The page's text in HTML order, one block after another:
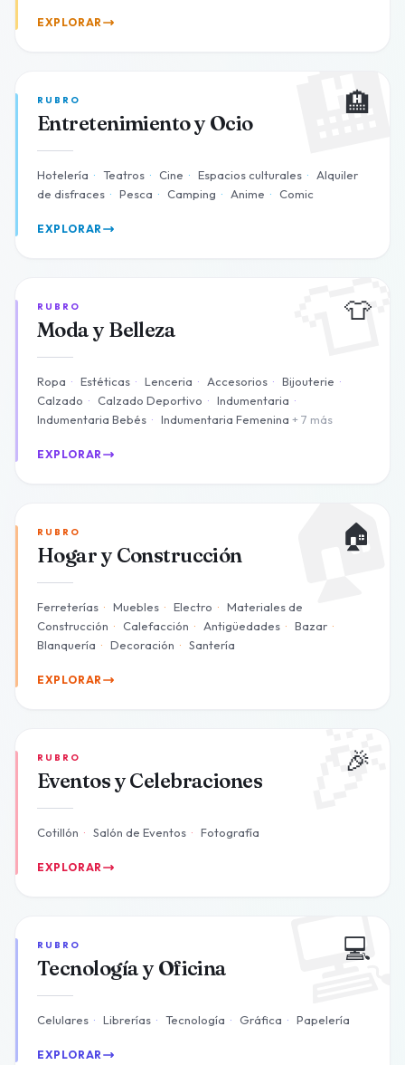
EXPLORAR
🏨
RUBRO
Entretenimiento y Ocio
Hotelería · Teatros · Cine · Espacios culturales · Alquiler
de disfraces · Pesca · Camping · Anime · Comic
EXPLORAR
👕
RUBRO
Moda y Belleza
Ropa · Estéticas · Lenceria · Accesorios · Bijouterie ·
Calzado · Calzado Deportivo · Indumentaria ·
Indumentaria Bebés · Indumentaria Femenina + 7 más
EXPLORAR
🏠
RUBRO
Hogar y Construcción
Ferreterías · Muebles · Electro · Materiales de
Construcción · Calefacción · Antigüedades · Bazar ·
Blanquería · Decoración · Santería
EXPLORAR
🎉
RUBRO
Eventos y Celebraciones
Cotillón · Salón de Eventos · Fotografía
EXPLORAR
💻
RUBRO
Tecnología y Oficina
Celulares · Librerías · Tecnología · Gráfica · Papelería
EXPLORAR